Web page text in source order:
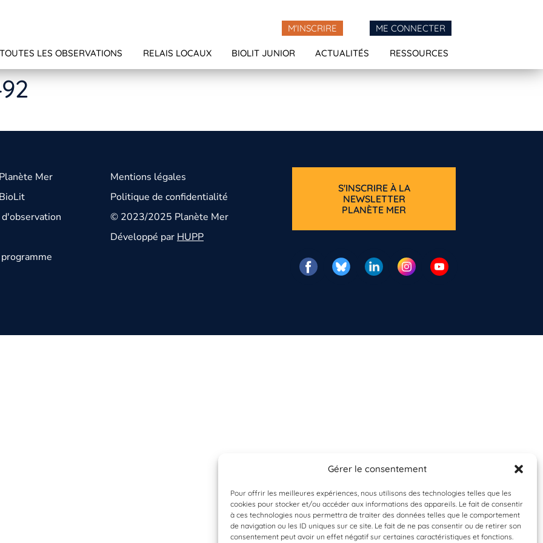
Gérer le consentement
Pour offrir les meilleures expériences, nous utilisons des technologies telles que les
cookies pour stocker et/ou accéder aux informations des appareils. Le fait de consentir
à ces technologies nous permettra de traiter des données telles que le comportement
de navigation ou les ID uniques sur ce site. Le fait de ne pas consentir ou de retirer son
consentement peut avoir un effet négatif sur certaines caractéristiques et fonctions.
M'INSCRIRE ME CONNECTER
TOUTES LES OBSERVATIONS RELAIS LOCAUX BIOLIT JUNIOR ACTUALITÉS RESSOURCES
Mer
Mentions légales
Politique de confidentialité
© 2023/2025 Planète Mer
Développé parHUPP
S'INSCRIRE À LA
NEWSLETTER
PLANÈTE MER